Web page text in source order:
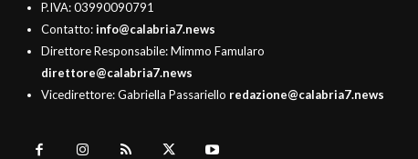
P.IVA: 03990090791
Contatto:info@calabria7.news
Direttore Responsabile: Mimmo Famularo
direttore@calabria7.news
Vicedirettore: Gabriella Passariello redazione@calabria7.news